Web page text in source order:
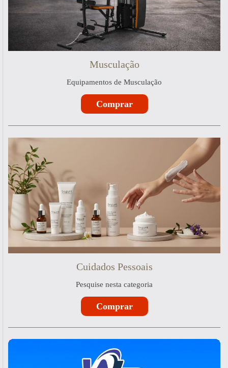
Musculação
Equipamentos de Musculação
Comprar
Cuidados Pessoais
Pesquise nesta categoria
Comprar